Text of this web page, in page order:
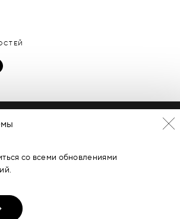
конфиденциальности
- DverProf, 2021-2026Материалы сайта
авторского права. Запрещается
любое использование
№5351-1 “ОБ АВТОРСКОМ ПРАВЕ И
изменениями от 19 июля 1995 г., 20 июля
со всеми обновлениями